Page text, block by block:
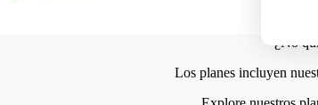
¿No
Los planes incluyen